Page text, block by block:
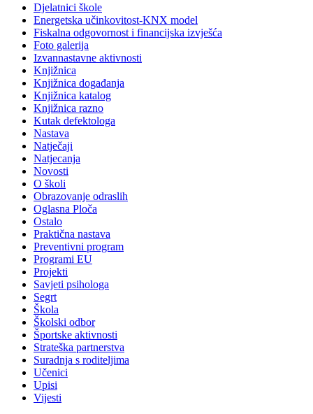
Djelatnici škole
Energetska učinkovitost-KNX model
Fiskalna odgovornost i financijska izvješća
Foto galerija
Izvannastavne aktivnosti
Knjižnica
Knjižnica događanja
Knjižnica katalog
Knjižnica razno
Kutak defektologa
Nastava
Natječaji
Natjecanja
Novosti
O školi
Obrazovanje odraslih
Oglasna Ploča
Ostalo
Praktična nastava
Preventivni program
Programi EU
Projekti
Savjeti psihologa
Segrt
Škola
Školski odbor
Športske aktivnosti
Strateška partnerstva
Suradnja s roditeljima
Učenici
Upisi
Vijesti